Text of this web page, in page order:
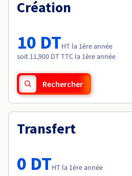
Tarifs
Roadmap & Changelog
Roadmap & Changelog
Création
10 DTHT la 1ère année
soit 11,900 DT TTC la 1ère année
Rechercher
Transfert
0 DTHT la 1ère année